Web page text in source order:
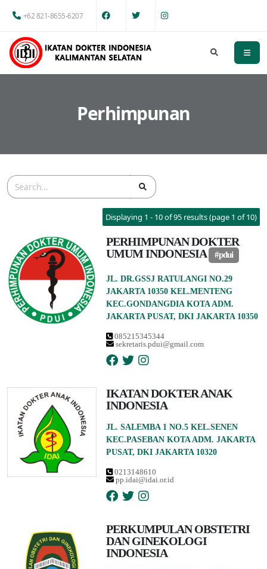
+62 821-8655-6207
Perhimpunan
Displaying 1 - 10 of 95 results (page 1 of 10)
PERHIMPUNAN DOKTER
UMUM INDONESIA
#pdui
JL. DR.GSSJ RATULANGI NO.29
JAKARTA 10350 KEL.MENTENG
KEC.GONDANGDIA KOTA ADM.
JAKARTA PUSAT, DKI JAKARTA 10350
085215345344
sekretaris.pdui@gmail.com
IKATAN DOKTER ANAK
INDONESIA
JL. SALEMBA 1 NO.5 KEL.SENEN
KEC.PASEBAN KOTA ADM. JAKARTA
PUSAT, DKI JAKARTA 10320
0213148610
pp.idai@idai.or.id
PERKUMPULAN OBSTETRI
DAN GINEKOLOGI
INDONESIA